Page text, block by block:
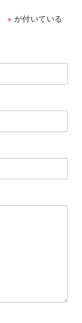
※ が付いている